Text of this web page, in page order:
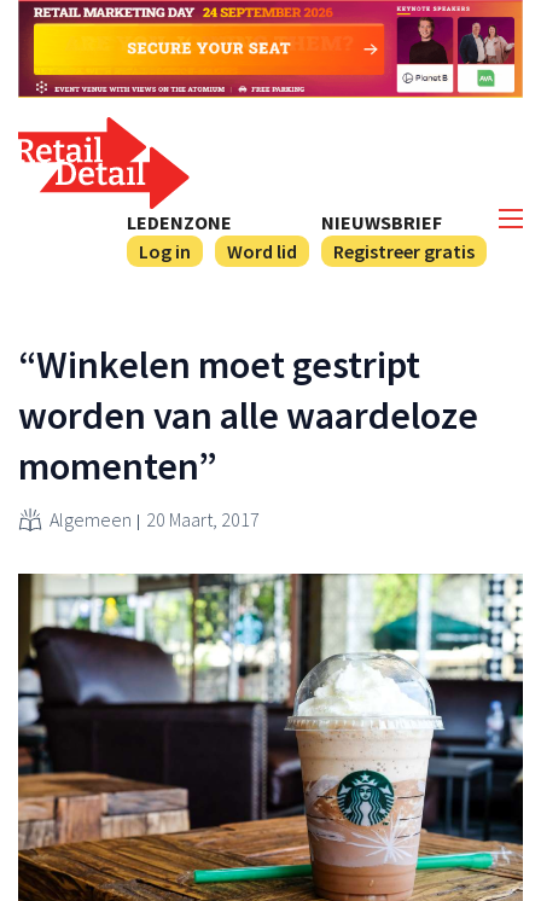
NIEUWSBRIEF
Registreer gratis
LEDENZONE
Log in
Word lid
“Winkelen moet gestript
worden van alle waardeloze
momenten”
Algemeen 20 Maart, 2017